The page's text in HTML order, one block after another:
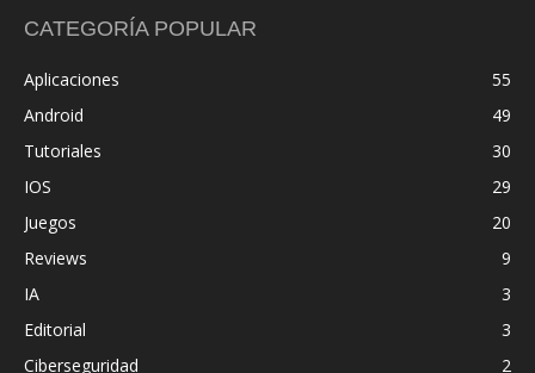
CATEGORÍA POPULAR
Aplicaciones
55
Android
49
Tutoriales
30
IOS
29
Juegos
20
Reviews
9
IA
3
Editorial
3
Ciberseguridad
2